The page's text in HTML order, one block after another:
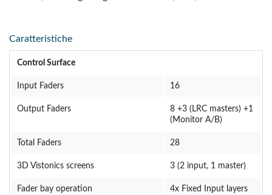
Caratteristiche
Control Surface
Input Faders 16
Output Faders
8 +3 (LRC masters) +1
(Monitor A/B)
Total Faders 28
3D Vistonics screens 3 (2 input, 1 master)
Fader bay operation
4x Fixed Input layers